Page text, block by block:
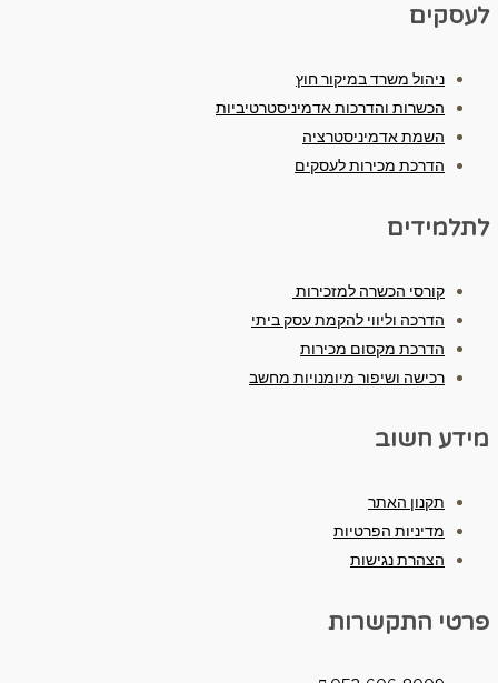
לעסקים
ניהול משרד במיקור חוץ
הכשרות והדרכות אדמיניסטרטיביות
השמת אדמיניסטרציה
הדרכת מכירות לעסקים
לתלמידים
קורסי הכשרה למזכירות
הדרכה וליווי להקמת עסק ביתי
הדרכת מקסום מכירות
רכישה ושיפור מיומנויות מחשב
מידע חשוב
תקנון האתר
מדיניות הפרטיות
הצהרת נגישות
פרטי התקשרות